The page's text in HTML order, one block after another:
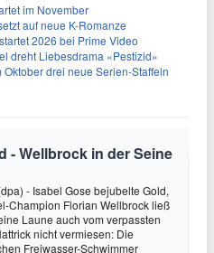
im November
auf neue K-Romanze
2026 bei Prime Video
dreht Liebesdrama «Pestizid»
Oktober drei neue Serien-Staffeln
- Wellbrock in der Seine
- Isabel Gose bejubelte Gold,
Champion Florian Wellbrock ließ
Laune auch vom verpassten
nicht vermiesen: Die
Freiwasser-Schwimmer